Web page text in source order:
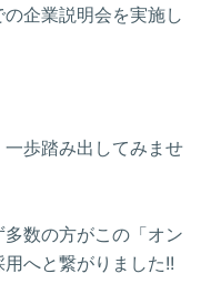
企業説明会を実施し
歩踏み出してみませ
数の方がこの「オン
へと繋がりました!!